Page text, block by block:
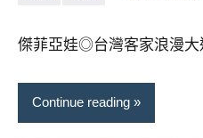
傑菲亞娃◎台灣客家浪漫
Continue reading